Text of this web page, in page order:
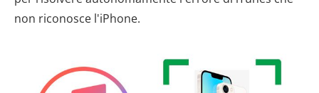
non riconosce l'iPhone.